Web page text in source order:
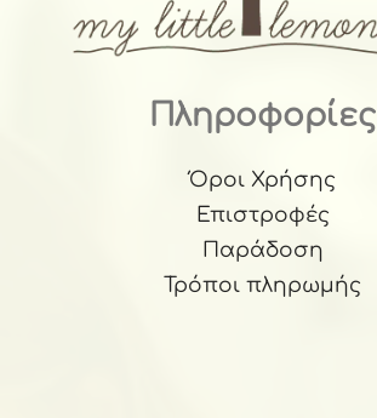
Πληροφορίες
Όροι Χρήσης
Επιστροφές
Παράδοση
Τρόποι πληρωμής